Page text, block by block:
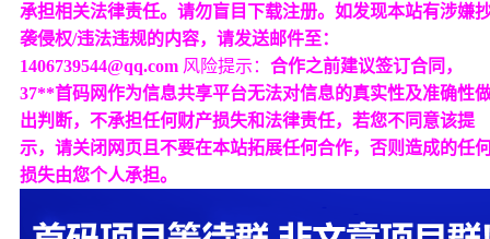
承担相关法律责任。请勿盲目下载注册。如发现本站有涉嫌
袭侵权/违法违规的内容，请发送邮件至：
1406739544@qq.com 风险提示： 合作之前建议签订合同，
37**首码网作为信息共享平台无法对信息的真实性及准确性
出判断，不承担任何财产损失和法律责任，若您不同意该提
示，请关闭网页且不要在本站拓展任何合作，否则造成的任
损失由您个人承担。